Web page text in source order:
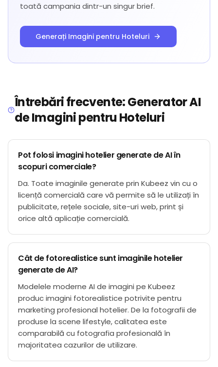
toată campania dintr-un singur brief.
Generați Imagini pentru Hoteluri
Întrebări frecvente: Generator AI
de Imagini pentru Hoteluri
Pot folosi imagini hotelier generate de AI în
scopuri comerciale?
Da. Toate imaginile generate prin Kubeez vin cu o
licență comercială care vă permite să le utilizați în
publicitate, rețele sociale, site-uri web, print și
orice altă aplicație comercială.
Cât de fotorealistice sunt imaginile hotelier
generate de AI?
Modelele moderne AI de imagini pe Kubeez
produc imagini fotorealistice potrivite pentru
marketing profesional hotelier. De la fotografii de
produse la scene lifestyle, calitatea este
comparabilă cu fotografia profesională în
majoritatea cazurilor de utilizare.